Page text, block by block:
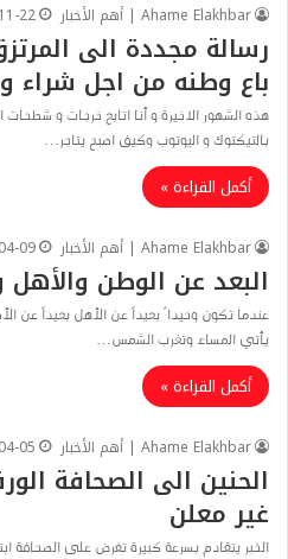
Ahame Elakhbar | أهم الأخبار
22
رسالة مجددة الى
باع وطنه من اجل شراء
هذه الشهور الاخيرة و أنا اتابع خرجات و
بالتيكتوك و اليوتوب وكيف اصبح يتاجر…
أكمل القراءة »
Ahame Elakhbar | أهم الأخبار
09
البعد عن الوطن والأهل
يأتي المساء وتغرب الشمس…
أكمل القراءة »
Ahame Elakhbar | أهم الأخبار
05
الحنين الى الصحافة
غير معلن
الخبر يتقادم بسرعة كبيرة تفرض على